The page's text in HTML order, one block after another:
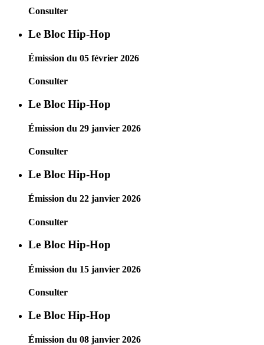
Consulter
Le Bloc Hip-Hop
Émission du 05 février 2026
Consulter
Le Bloc Hip-Hop
Émission du 29 janvier 2026
Consulter
Le Bloc Hip-Hop
Émission du 22 janvier 2026
Consulter
Le Bloc Hip-Hop
Émission du 15 janvier 2026
Consulter
Le Bloc Hip-Hop
Émission du 08 janvier 2026